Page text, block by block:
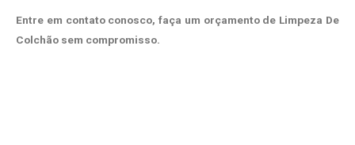
Entre em contato conosco, faça um orçamento de Limpeza De
Colchão sem compromisso.